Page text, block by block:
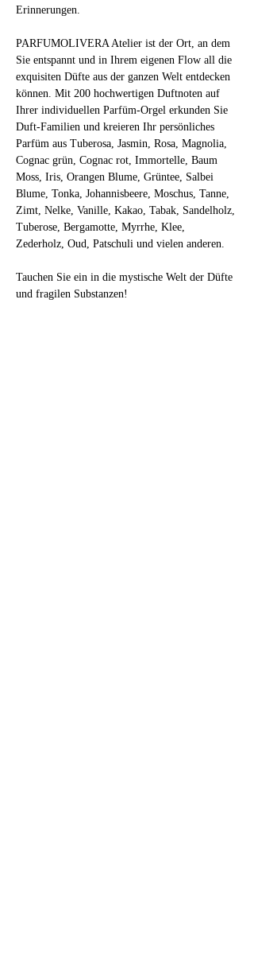
Erinnerungen.
PARFUMOLIVERA Atelier ist der Ort, an dem
Sie entspannt und in Ihrem eigenen Flow all die
exquisiten Düfte aus der ganzen Welt entdecken
können. Mit 200 hochwertigen Duftnoten auf
Ihrer individuellen Parfüm-Orgel erkunden Sie
Duft-Familien und kreieren Ihr persönliches
Parfüm aus Tuberosa, Jasmin, Rosa, Magnolia,
Cognac grün, Cognac rot, Immortelle, Baum
Moss, Iris, Orangen Blume, Grüntee, Salbei
Blume, Tonka, Johannisbeere, Moschus, Tanne,
Zimt, Nelke, Vanille, Kakao, Tabak, Sandelholz,
Tuberose, Bergamotte, Myrrhe, Klee,
Zederholz, Oud, Patschuli und vielen anderen.
Tauchen Sie ein in die mystische Welt der Düfte
und fragilen Substanzen!